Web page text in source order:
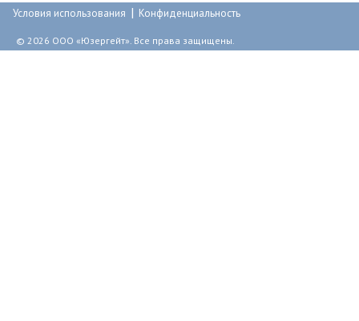
р
а
Условия использования | Конфиденциальность
© 2026 ООО «Юзергейт». Все права защищены.